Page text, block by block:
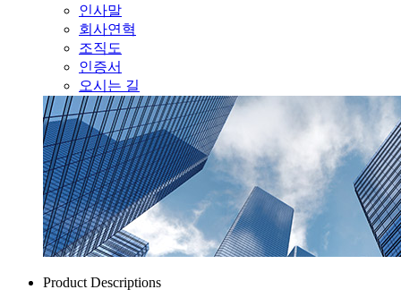
인사말
회사연혁
조직도
인증서
오시는 길
Product Descriptions